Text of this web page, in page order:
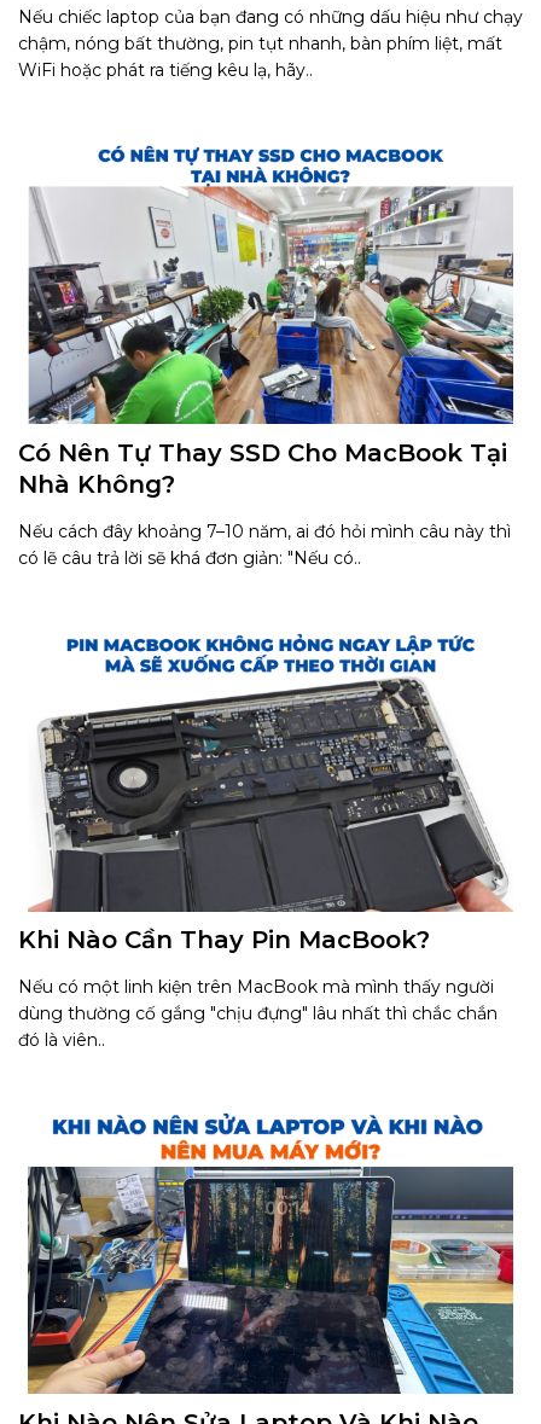
Nếu chiếc laptop của bạn đang có những dấu hiệu như chạy
chậm, nóng bất thường, pin tụt nhanh, bàn phím liệt, mất
WiFi hoặc phát ra tiếng kêu lạ, hãy..
Có Nên Tự Thay SSD Cho MacBook Tại
Nhà Không?
Nếu cách đây khoảng 7–10 năm, ai đó hỏi mình câu này thì
có lẽ câu trả lời sẽ khá đơn giản: "Nếu có..
Khi Nào Cần Thay Pin MacBook?
Nếu có một linh kiện trên MacBook mà mình thấy người
dùng thường cố gắng "chịu đựng" lâu nhất thì chắc chắn
đó là viên..